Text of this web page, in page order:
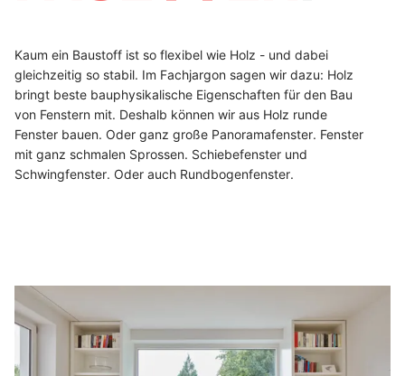
Kaum ein Baustoff ist so flexibel wie Holz - und dabei
gleichzeitig so stabil. Im Fachjargon sagen wir dazu: Holz
bringt beste bauphysikalische Eigenschaften für den Bau
von Fenstern mit. Deshalb können wir aus Holz runde
Fenster bauen. Oder ganz große Panoramafenster. Fenster
mit ganz schmalen Sprossen. Schiebefenster und
Schwingfenster. Oder auch Rundbogenfenster.